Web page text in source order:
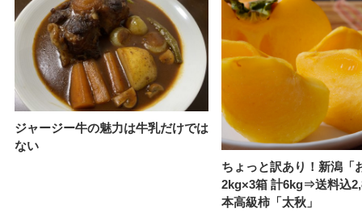
ジャージー牛の魅力は牛乳だけでは
ない
ちょっと訳あり！新潟「
2kg×3箱 計6kg⇒送料込
本高級柿「太秋」